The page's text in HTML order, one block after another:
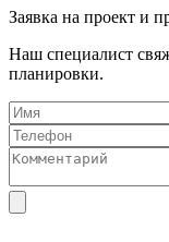
Заявка на проект и
Наш специалист
планировки.